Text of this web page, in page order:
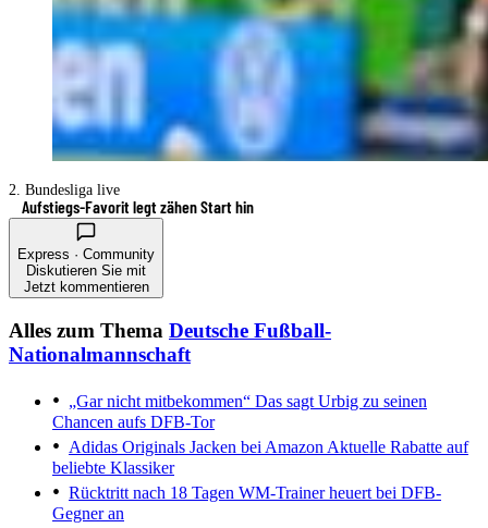
2. Bundesliga live
Aufstiegs-Favorit legt zähen Start hin
Express · Community
Diskutieren Sie mit
Jetzt kommentieren
Alles zum Thema Deutsche Fußball-
Nationalmannschaft
„Gar nicht mitbekommen“ Das sagt Urbig zu seinen
Chancen aufs DFB-Tor
Adidas Originals Jacken bei Amazon Aktuelle Rabatte auf
beliebte Klassiker
Rücktritt nach 18 Tagen WM-Trainer heuert bei DFB-
Gegner an